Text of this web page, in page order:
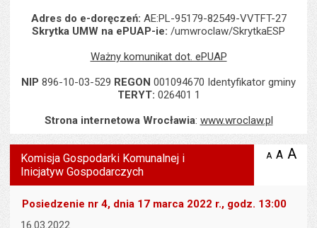
Adres do e-doręczeń: AE:PL-95179-82549-VVTFT-27
Skrytka UMW na ePUAP-ie: /umwroclaw/SkrytkaESP
Ważny komunikat dot. ePUAP
NIP 896-10-03-529 REGON 001094670 Identyfikator gminy
TERYT: 026401 1
Strona internetowa Wrocławia: www.wroclaw.pl
Wyświetlono artykuł "Komisja Gospodarki Komunalnej i Inicjatyw
Komisja Gospodarki Komunalnej i
Inicjatyw Gospodarczych
A zmniejsz
A A
Posiedzenie nr 4, dnia 17 marca 2022 r., godz. 13:00
16.03.2022